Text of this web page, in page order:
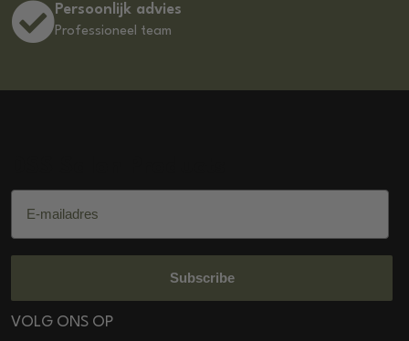
Persoonlijk advies
Professioneel team
E-mailadres
Subscribe
VOLG ONS OP